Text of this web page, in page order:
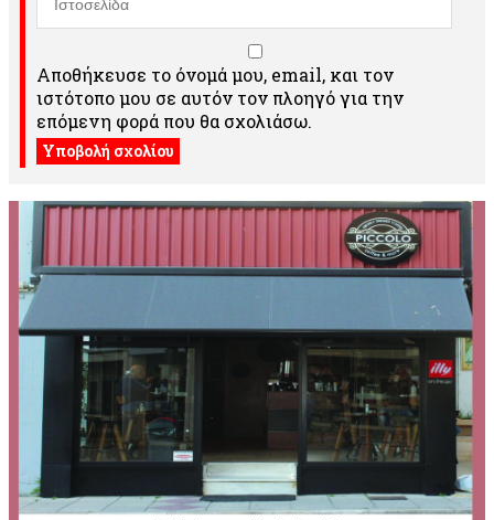
Αποθήκευσε το όνομά μου, email, και τον
ιστότοπο μου σε αυτόν τον πλοηγό για την
επόμενη φορά που θα σχολιάσω.